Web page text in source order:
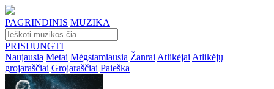
PAGRINDINIS MUZIKA
PRISIJUNGTI
Naujausia Metai Mėgstamiausia Žanrai Atlikėjai Atlikėjų
grojaraščiai Grojaraščiai Paieška